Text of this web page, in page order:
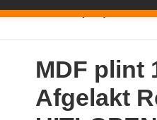
Recht 5staaf (160)
MDF plint
Afgelakt